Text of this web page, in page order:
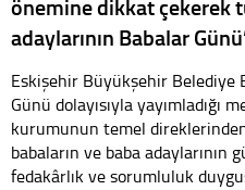
önemine dikkat çekerek
adaylarının Babalar
Eskişehir Büyükşehir Belediye
Günü dolayısıyla yayımladığı
kurumunun temel
babaların ve baba adaylarının
fedakârlık ve sorumluluk